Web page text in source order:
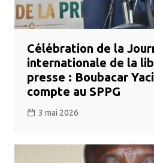
Célébration de la
internationale de la
presse : Boubacar
compte au SPPG
3 mai 2026